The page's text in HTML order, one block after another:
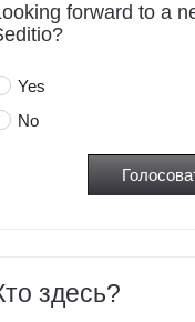
forward to a
Yes
No
здесь?